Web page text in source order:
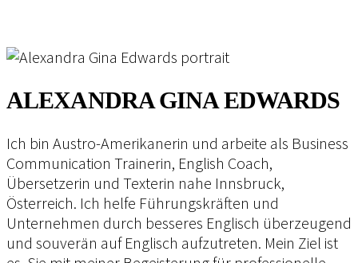
ALEXANDRA GINA EDWARDS
Ich bin Austro-Amerikanerin und arbeite als Business
Communication Trainerin, English Coach,
Übersetzerin und Texterin nahe Innsbruck,
Österreich. Ich helfe Führungskräften und
Unternehmen durch besseres Englisch überzeugend
und souverän auf Englisch aufzutreten. Mein Ziel ist